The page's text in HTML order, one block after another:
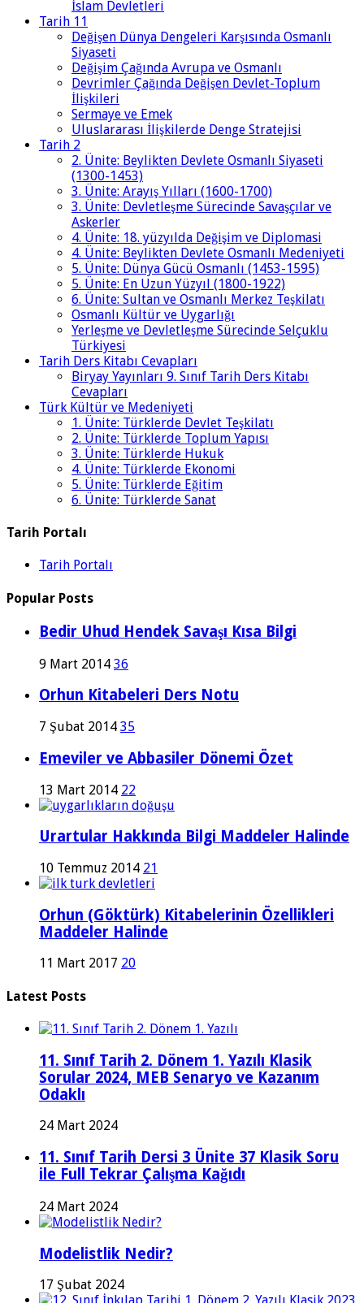
İslam Devletleri
Tarih 11
Değişen Dünya Dengeleri Karşısında Osmanlı
Siyaseti
Değişim Çağında Avrupa ve Osmanlı
Devrimler Çağında Değişen Devlet-Toplum
İlişkileri
Sermaye ve Emek
Uluslararası İlişkilerde Denge Stratejisi
Tarih 2
2. Ünite: Beylikten Devlete Osmanlı Siyaseti
(1300-1453)
3. Ünite: Arayış Yılları (1600-1700)
3. Ünite: Devletleşme Sürecinde Savaşçılar ve
Askerler
4. Ünite: 18. yüzyılda Değişim ve Diplomasi
4. Ünite: Beylikten Devlete Osmanlı Medeniyeti
5. Ünite: Dünya Gücü Osmanlı (1453-1595)
5. Ünite: En Uzun Yüzyıl (1800-1922)
6. Ünite: Sultan ve Osmanlı Merkez Teşkilatı
Osmanlı Kültür ve Uygarlığı
Yerleşme ve Devletleşme Sürecinde Selçuklu
Türkiyesi
Tarih Ders Kitabı Cevapları
Biryay Yayınları 9. Sınıf Tarih Ders Kitabı
Cevapları
Türk Kültür ve Medeniyeti
1. Ünite: Türklerde Devlet Teşkilatı
2. Ünite: Türklerde Toplum Yapısı
3. Ünite: Türklerde Hukuk
4. Ünite: Türklerde Ekonomi
5. Ünite: Türklerde Eğitim
6. Ünite: Türklerde Sanat
Tarih Portalı
Tarih Portalı
Popular Posts
Bedir Uhud Hendek Savaşı Kısa Bilgi
9 Mart 2014 36
Orhun Kitabeleri Ders Notu
7 Şubat 2014 35
Emeviler ve Abbasiler Dönemi Özet
13 Mart 2014 22
Urartular Hakkında Bilgi Maddeler Halinde
10 Temmuz 2014 21
Orhun (Göktürk) Kitabelerinin Özellikleri
Maddeler Halinde
11 Mart 2017 20
Latest Posts
11. Sınıf Tarih 2. Dönem 1. Yazılı Klasik
Sorular 2024, MEB Senaryo ve Kazanım
Odaklı
24 Mart 2024
11. Sınıf Tarih Dersi 3 Ünite 37 Klasik Soru
ile Full Tekrar Çalışma Kağıdı
24 Mart 2024
Modelistlik Nedir?
17 Şubat 2024